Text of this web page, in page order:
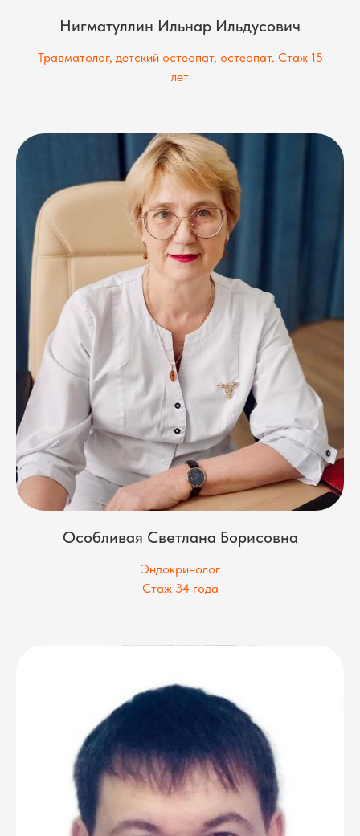
Нигматуллин Ильнар Ильдусович
Травматолог, детский остеопат, остеопат. Стаж 15
лет
Особливая Светлана Борисовна
Эндокринолог
Стаж 34 года